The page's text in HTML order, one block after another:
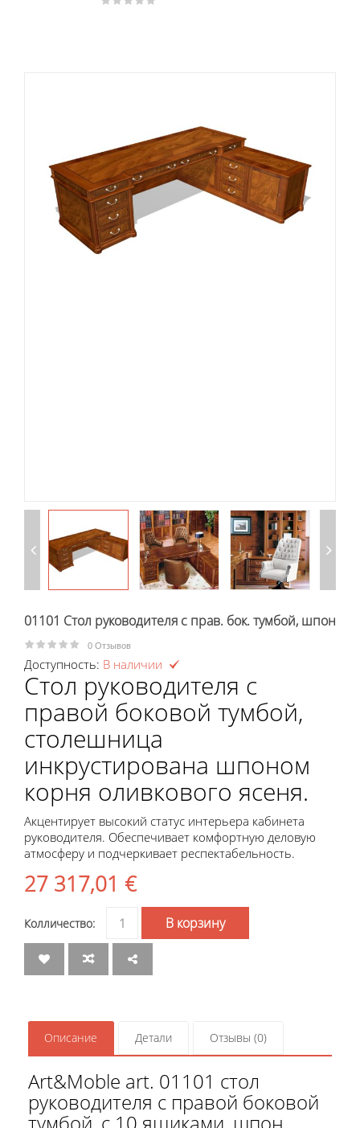
01101 Стол руководителя с прав. бок. тумбой, шпон
0 Отзывов
Доступность: В наличии
Стол руководителя с
правой боковой тумбой,
столешница
инкрустирована шпоном
корня оливкового ясеня.
Акцентирует высокий статус интерьера кабинета
руководителя. Обеспечивает комфортную деловую
атмосферу и подчеркивает респектабельность.
27 317,01 €
Количество
товара
01101
Стол
руководителя
бок.
тумбой,
шпон
В корзину
Описание Детали Отзывы (0)
Art&Moble art. 01101 стол
руководителя с правой боковой